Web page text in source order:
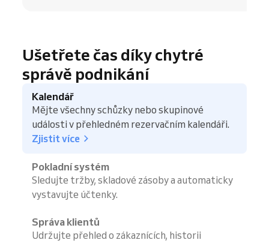
Ušetřete čas díky chytré
správě podnikání
Kalendář
Mějte všechny schůzky nebo skupinové
události v přehledném rezervačním kalendáři.
Zjistit více
Pokladní systém
Sledujte tržby, skladové zásoby a automaticky
vystavujte účtenky.
Správa klientů
Udržujte přehled o zákaznících, historii